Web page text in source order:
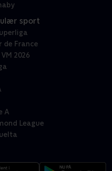
sport
de France
VM 2026
A
League